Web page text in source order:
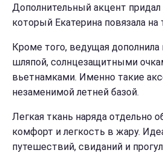
Дополнительный акцент
который Екатерина повязала на
Кроме того, ведущая
шляпой, солнцезащитными
вьетнамками. Именно такие
незаменимой летней базой.
Легкая ткань наряда отдельно
комфорт и легкость в жару.
путешествий, свиданий и